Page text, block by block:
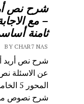
شرح نص
– مع
ثامنة
BY CHAR7 NAS
شرح نص أريد
عن الاسئلة
شرح نصوص